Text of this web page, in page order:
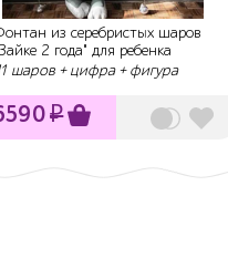
из серебристых шаров
2 года" для ребенка
шаров + цифра + фигура
₽